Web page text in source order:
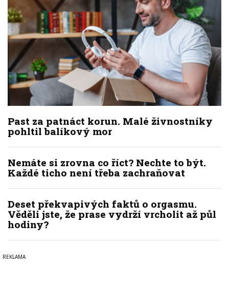
Past za patnáct korun. Malé živnostníky
pohltil balíkový mor
Nemáte si zrovna co říct? Nechte to být.
Každé ticho není třeba zachraňovat
Deset překvapivých faktů o orgasmu.
Věděli jste, že prase vydrží vrcholit až půl
hodiny?